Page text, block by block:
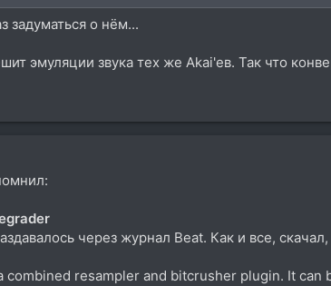
задуматься о нём...
эмуляции звука тех же Akai'ев. Так что
через журнал Beat. Как и все,
combined resampler and bitcrusher plugin. It